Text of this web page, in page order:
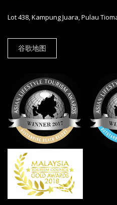
庭小木
客人
张
海滨房
客人
大
号
双
人
床
高级家
庭小木
屋(泳池
景+部分
海景)
4+1 位
Lot 438, Kampung Juara, Pulau
谷歌地图